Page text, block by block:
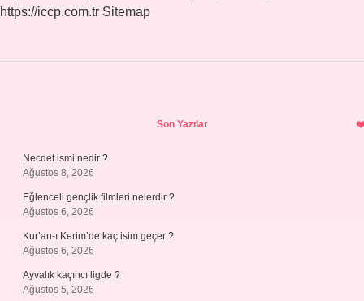
https://iccp.com.tr Sitemap
Son Yazılar
Necdet ismi nedir ?
Ağustos 8, 2026
Eğlenceli gençlik filmleri nelerdir ?
Ağustos 6, 2026
Kur’an-ı Kerim’de kaç isim geçer ?
Ağustos 6, 2026
Ayvalık kaçıncı ligde ?
Ağustos 5, 2026